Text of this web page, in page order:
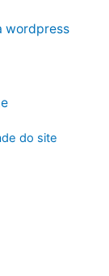
wordpress
do site